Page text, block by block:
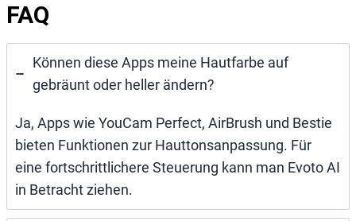
FAQ
Können diese Apps meine Hautfarbe auf
gebräunt oder heller ändern?
Ja, Apps wie YouCam Perfect, AirBrush und Bestie
bieten Funktionen zur Hauttonsanpassung. Für
eine fortschrittlichere Steuerung kann man Evoto AI
in Betracht ziehen.